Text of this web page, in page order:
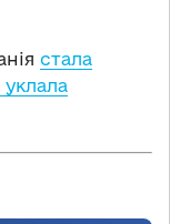
стала